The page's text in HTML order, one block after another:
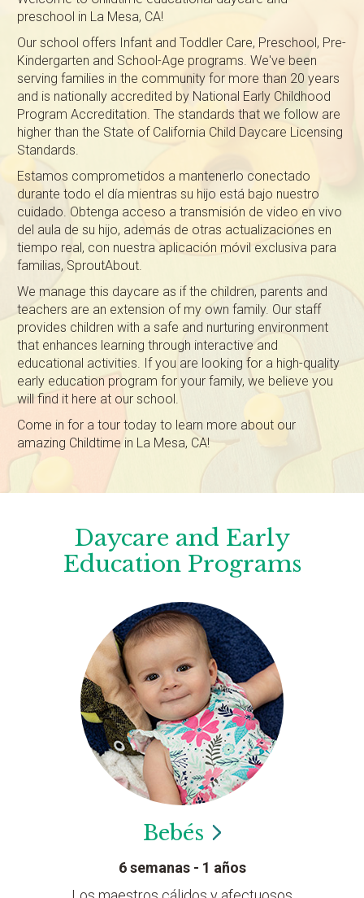
preschool in La Mesa, CA!
Our school offers Infant and Toddler Care, Preschool, Pre-
Kindergarten and School-Age programs. We've been
serving families in the community for more than 20 years
and is nationally accredited by National Early Childhood
Program Accreditation. The standards that we follow are
higher than the State of California Child Daycare Licensing
Standards.
Estamos comprometidos a mantenerlo conectado
durante todo el día mientras su hijo está bajo nuestro
cuidado. Obtenga acceso a transmisión de video en vivo
del aula de su hijo, además de otras actualizaciones en
tiempo real, con nuestra aplicación móvil exclusiva para
familias, SproutAbout.
We manage this daycare as if the children, parents and
teachers are an extension of my own family. Our staff
provides children with a safe and nurturing environment
that enhances learning through interactive and
educational activities. If you are looking for a high-quality
early education program for your family, we believe you
will find it here at our school.
Come in for a tour today to learn more about our
amazing Childtime in La Mesa, CA!
Daycare and Early
Education Programs
Bebés
6 semanas - 1 años